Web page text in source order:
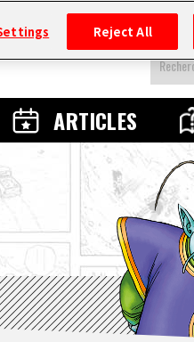
ARTICLES
Reject All